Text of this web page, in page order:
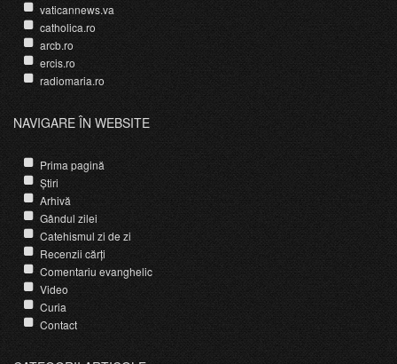
vaticannews.va
catholica.ro
arcb.ro
ercis.ro
radiomaria.ro
NAVIGARE ÎN WEBSITE
Prima pagină
Știri
Arhivă
Gândul zilei
Catehismul zi de zi
Recenzii cărți
Comentariu evanghelic
Video
Curia
Contact